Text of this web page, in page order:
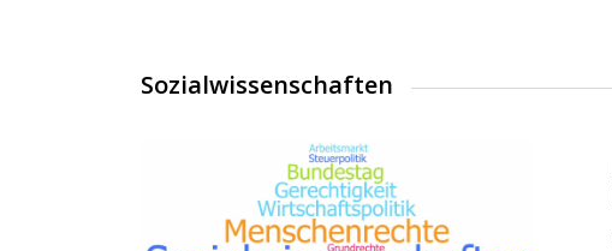
Sozialwissenschaften